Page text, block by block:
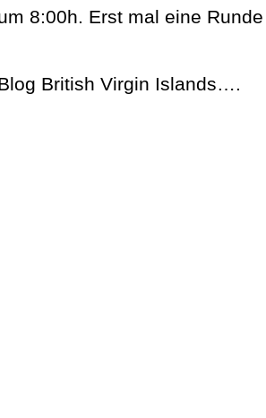
8:00h. Erst mal eine
British Virgin Islands….